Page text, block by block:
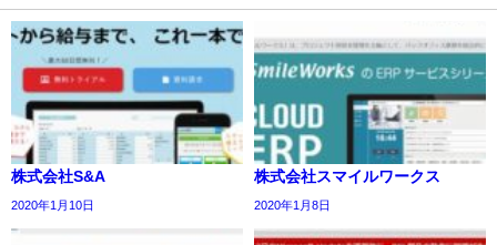
株式会社S&A
2020年1月10日
株式会社スマイルワークス
2020年1月8日